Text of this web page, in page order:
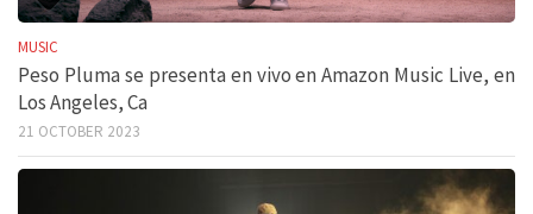
MUSIC
Peso Pluma se presenta en vivo en Amazon Music Live, en
Los Angeles, Ca
21 OCTOBER 2023